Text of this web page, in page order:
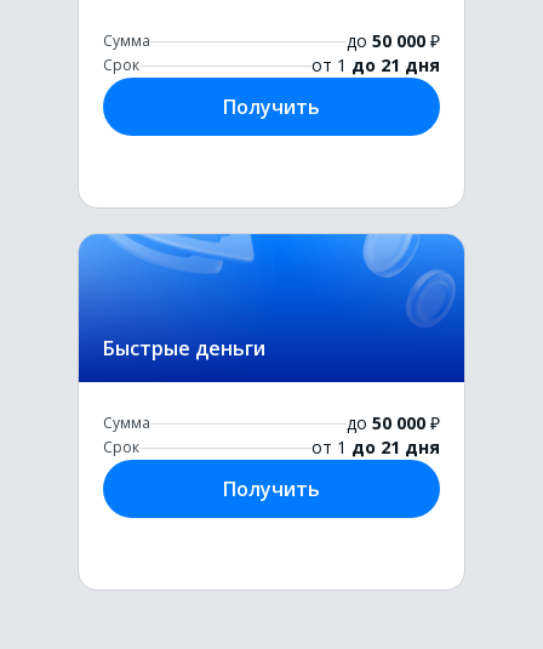
Сумма до 50 000 ₽
Срок от 1 до 21 дня
Получить
Быстрые деньги
Сумма до 50 000 ₽
Срок от 1 до 21 дня
Получить